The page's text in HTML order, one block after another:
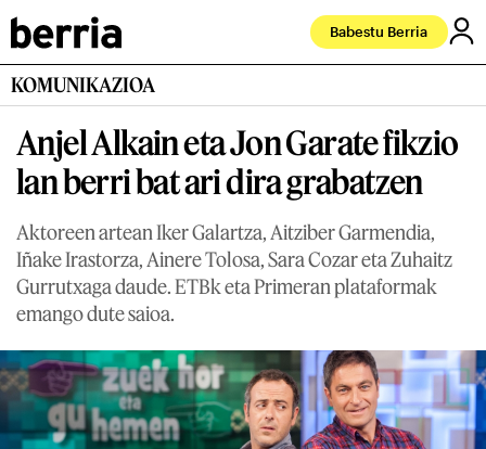
Babestu Berria
KOMUNIKAZIOA
Anjel Alkain eta Jon Garate fikzio
lan berri bat ari dira grabatzen
Aktoreen artean Iker Galartza, Aitziber Garmendia,
Iñake Irastorza, Ainere Tolosa, Sara Cozar eta Zuhaitz
Gurrutxaga daude. ETBk eta Primeran plataformak
emango dute saioa.